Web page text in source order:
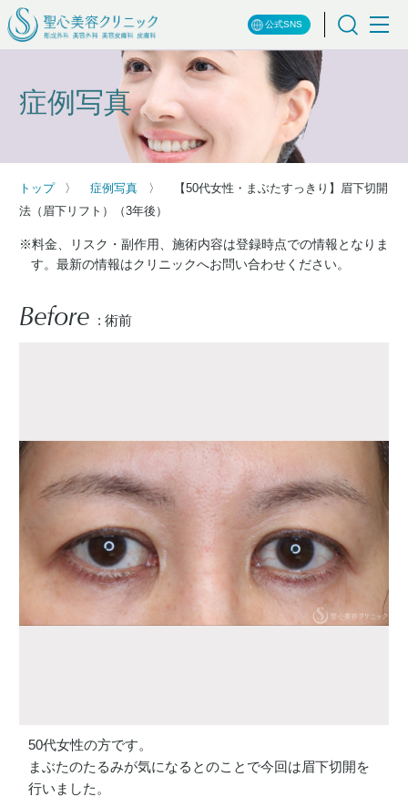
公式SNS
症例写真
トップ 症例写真
【50代女性・まぶたすっきり】眉下切開
法（眉下リフト）（3年後）
※料金、リスク・副作用、施術内容は登録時点での情報となりま
す。最新の情報はクリニックへお問い合わせください。
Before : 術前
50代女性の方です。
まぶたのたるみが気になるとのことで今回は眉下切開を
行いました。